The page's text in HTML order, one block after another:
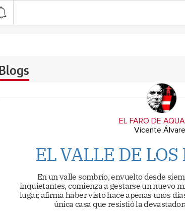
Blogs
EL FARO DE
Vicente
EL VALLE DE
En un valle sombrío, envuelto desde
inquietantes, comienza a gestarse un nuevo
lugar, afirma haber visto hace apenas unos
única casa que resistió la